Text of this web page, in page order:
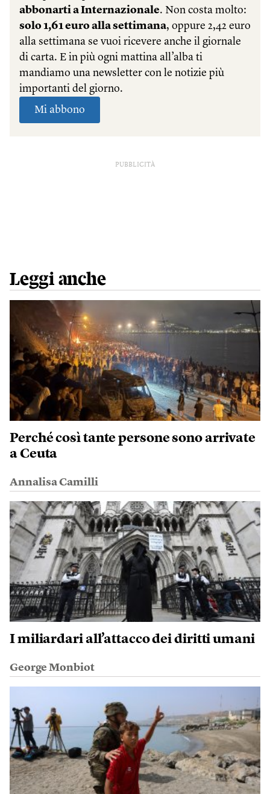
PUBBLICITÀ
Leggi anche
Perché così tante persone sono arrivate
a Ceuta
Annalisa Camilli
I miliardari all’attacco dei diritti umani
George Monbiot